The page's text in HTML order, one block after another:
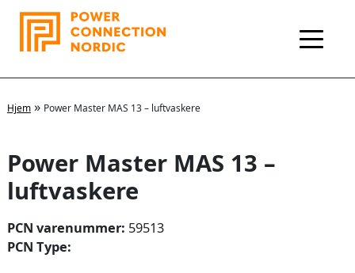
Hopp
Hjem» Power Master MAS 13 – luftvaskere
Power Master MAS 13 –
luftvaskere
PCN varenummer: 59513
PCN Type: